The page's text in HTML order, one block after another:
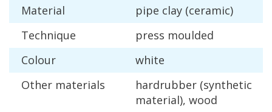
Material
pipe clay (ceramic)
Technique
press moulded
Colour
white
Other materials hardrubber (synthetic
material), wood